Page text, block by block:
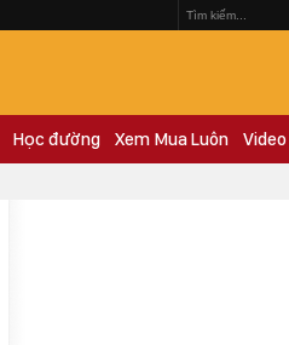
Học đường Xem Mua Luôn Video